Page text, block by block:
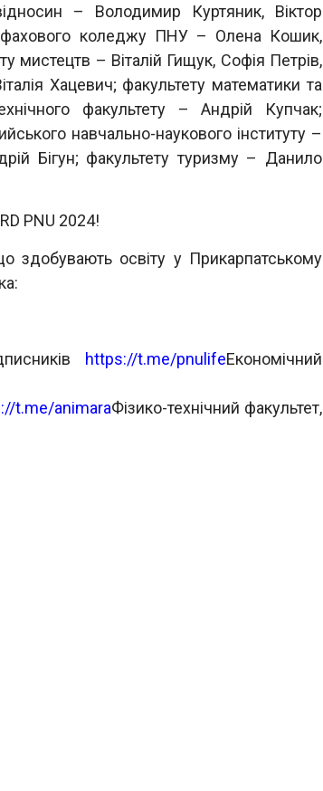
відносин – Володимир Куртяник, Віктор
фахового коледжу ПНУ – Олена Кошик,
мистецтв – Віталій Гищук, Софія Петрів,
Хацевич; факультету математики та
факультету – Андрій Купчак;
навчально-наукового інституту –
Бігун; факультету туризму – Данило
PNU 2024!
освіту у Прикарпатському
https://t.me/pnulifeЕкономічний
t.me/animaraФізико-технічний факультет,